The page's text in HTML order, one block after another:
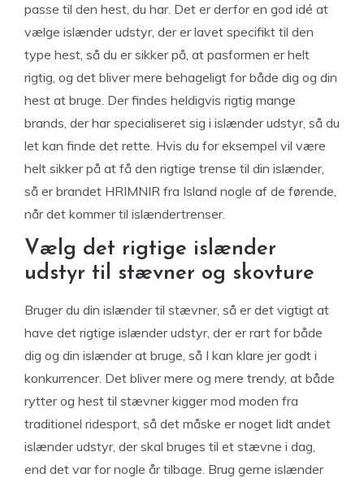
passe til den hest, du har. Det er derfor en god idé at
vælge islænder udstyr, der er lavet specifikt til den
type hest, så du er sikker på, at pasformen er helt
rigtig, og det bliver mere behageligt for både dig og din
hest at bruge. Der findes heldigvis rigtig mange
brands, der har specialiseret sig i islænder udstyr, så du
let kan finde det rette. Hvis du for eksempel vil være
helt sikker på at få den rigtige trense til din islænder,
så er brandet HRIMNIR fra Island nogle af de førende,
når det kommer til islændertrenser.
Vælg det rigtige islænder
udstyr til stævner og skovture
Bruger du din islænder til stævner, så er det vigtigt at
have det rigtige islænder udstyr, der er rart for både
dig og din islænder at bruge, så I kan klare jer godt i
konkurrencer. Det bliver mere og mere trendy, at både
rytter og hest til stævner kigger mod moden fra
traditionel ridesport, så det måske er noget lidt andet
islænder udstyr, der skal bruges til et stævne i dag,
end det var for nogle år tilbage. Brug gerne islænder